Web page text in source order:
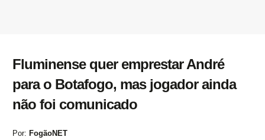
Fluminense quer emprestar André
para o Botafogo, mas jogador ainda
não foi comunicado
Por: FogãoNET